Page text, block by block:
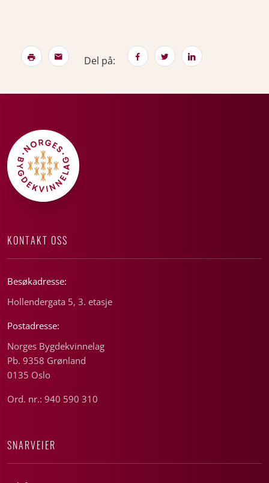
Del på:
KONTAKT OSS
Besøkadresse:
Hollendergata 5, 3. etasje
Postadresse:
Norges Bygdekvinnelag
Pb. 9358 Grønland
0135 Oslo
Ord. nr.: 940 590 310
SNARVEIER